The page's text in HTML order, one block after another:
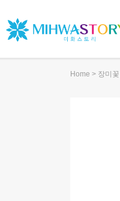
Home > 장미